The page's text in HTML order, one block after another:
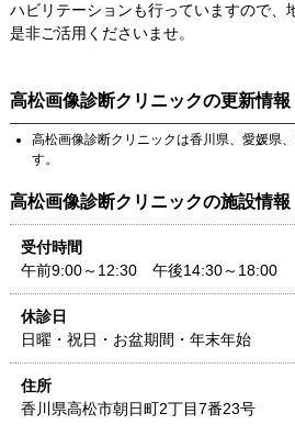
ハビリテーションも行っていますので、
是非ご活用くださいませ。
高松画像診断クリニックの更新情報
高松画像診断クリニックは香川県、 愛媛県、
す。
高松画像診断クリニックの施設情報
受付時間
午前9:00～12:30 午後14:30～18:00
休診日
日曜・祝日・お盆期間・年末年始
住所
香川県高松市朝日町2丁目7番23号